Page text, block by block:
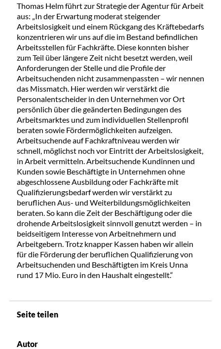
Thomas Helm führt zur Strategie der Agentur für Arbeit
aus: „In der Erwartung moderat steigender
Arbeitslosigkeit und einem Rückgang des Kräftebedarfs
konzentrieren wir uns auf die im Bestand befindlichen
Arbeitsstellen für Fachkräfte. Diese konnten bisher
zum Teil über längere Zeit nicht besetzt werden, weil
Anforderungen der Stelle und die Profile der
Arbeitsuchenden nicht zusammenpassten – wir nennen
das Missmatch. Hier werden wir verstärkt die
Personalentscheider in den Unternehmen vor Ort
persönlich über die geänderten Bedingungen des
Arbeitsmarktes und zum individuellen Stellenprofil
beraten sowie Fördermöglichkeiten aufzeigen.
Arbeitsuchende auf Fachkraftniveau werden wir
schnell, möglichst noch vor Eintritt der Arbeitslosigkeit,
in Arbeit vermitteln. Arbeitsuchende Kundinnen und
Kunden sowie Beschäftigte in Unternehmen ohne
abgeschlossene Ausbildung oder Fachkräfte mit
Qualifizierungsbedarf werden wir verstärkt zu
beruflichen Aus- und Weiterbildungsmöglichkeiten
beraten. So kann die Zeit der Beschäftigung oder die
drohende Arbeitslosigkeit sinnvoll genutzt werden – in
beidseitigem Interesse von Arbeitnehmern und
Arbeitgebern. Trotz knapper Kassen haben wir allein
für die Förderung der beruflichen Qualifizierung von
Arbeitsuchenden und Beschäftigten im Kreis Unna
rund 17 Mio. Euro in den Haushalt eingestellt.“
Seite teilen
Autor